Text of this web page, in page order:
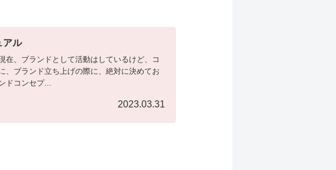
アル
在、ブランドとして活動はしているけど、コ
、ブランド立ち上げの際に、絶対に決めてお
ドコンセプ...
2023.03.31